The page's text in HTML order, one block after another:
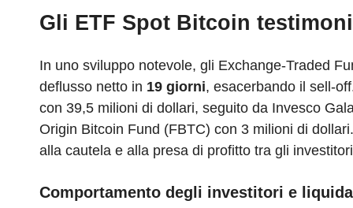
Gli ETF Spot Bitcoin
In uno sviluppo notevole, gli Exchange-Traded
deflusso netto in 19 giorni, esacerbando il sell-
con 39,5 milioni di dollari, seguito da Invesco
Origin Bitcoin Fund (FBTC) con 3 milioni di
alla cautela e alla presa di profitto tra gli
Comportamento degli investitori e